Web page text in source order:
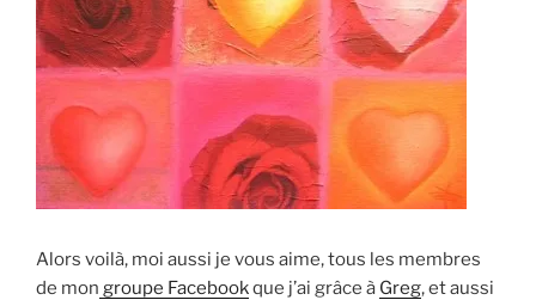
Alors voilà, moi aussi je vous aime, tous les membres
de mon groupe Facebookque j’ai grâce à Greg, et aussi